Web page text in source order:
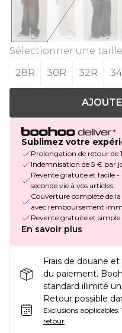
Sélectionner une taille
28R
30R 32R
Sublimez votre
Prolongation de retour de
Indemnisation de 5 € par
Revente gratuite et facile
seconde vie à vos articles.
Couverture complète de
avec remboursement
Revente gratuite et simple
En savoir plus
Frais de douane
du paiement.
standard illimité
Retour possible
Exclusions applicables.
retour